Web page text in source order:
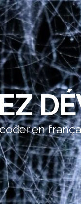
en